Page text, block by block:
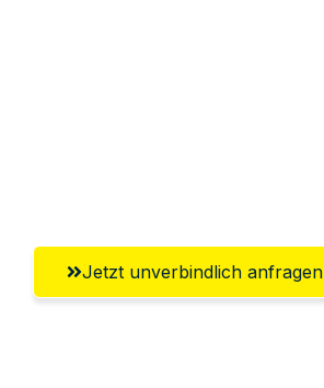
Jetzt unverbindlich anfragen